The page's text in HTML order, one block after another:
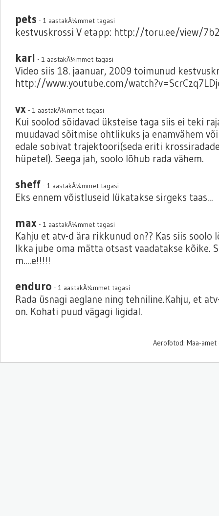
pets - 1 aastakÃ¼mmet tagasi
kestvuskrossi V etapp: http://toru.ee/view/
karl - 1 aastakÃ¼mmet tagasi
Video siis 18. jaanuar, 2009 toimunud
http://www.youtube.com/
vx - 1 aastakÃ¼mmet tagasi
Kui soolod sõidavad üksteise taga siis ei teki
muudavad sõitmise ohtlikuks ja enamvähem
edale sobivat trajektoori(seda eriti
hüpetel). Seega jah, soolo lõhub rada vähem.
sheff - 1 aastakÃ¼mmet tagasi
Eks ennem võistluseid lükatakse sirgeks taas...
max - 1 aastakÃ¼mmet tagasi
Kahju et atv-d ära rikkunud on?? Kas siis soolo
Ikka jube oma mätta otsast vaadatakse kõike.
m....e!!!!!
enduro - 1 aastakÃ¼mmet tagasi
Rada üsnagi aeglane ning tehniline.Kahju, et
on. Kohati puud vägagi ligidal.
Aerofotod: Maa-